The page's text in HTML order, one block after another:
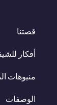
قصتنا
أفكار
منيوهات
الوصفات